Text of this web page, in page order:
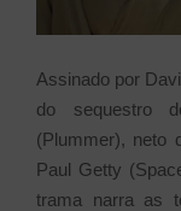
Assinado por
do sequestro
(Plummer), neto
Paul Getty
trama narra as